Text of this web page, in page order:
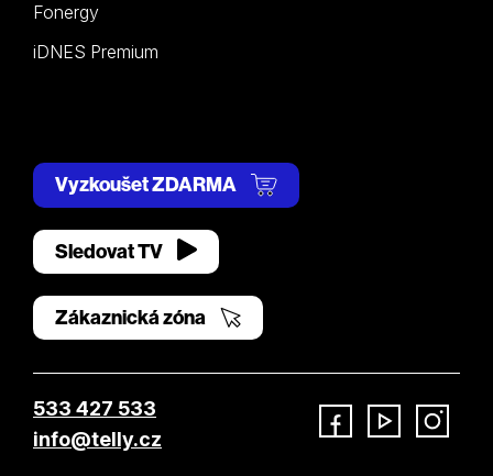
Fonergy
iDNES Premium
Vyzkoušet ZDARMA
Sledovat TV
Zákaznická zóna
533 427 533
info@telly.cz